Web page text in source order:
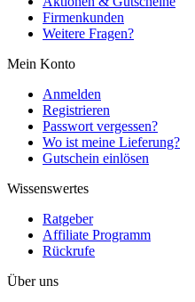
Firmenkunden
Weitere Fragen?
Mein Konto
Anmelden
Registrieren
Passwort vergessen?
Wo ist meine Lieferung?
Gutschein einlösen
Wissenswertes
Ratgeber
Affiliate Programm
Rückrufe
Über uns